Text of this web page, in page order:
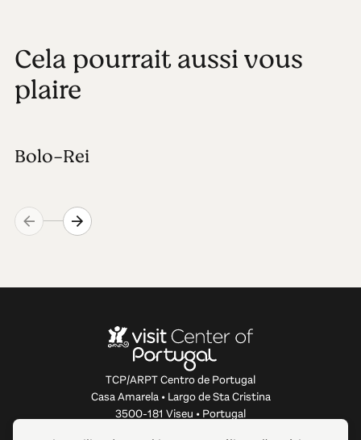
Cela pourrait aussi vous
plaire
Bolo-Rei
TCP/ARPT Centro de Portugal
Casa Amarela • Largo de Sta Cristina
3500-181 Viseu • Portugal